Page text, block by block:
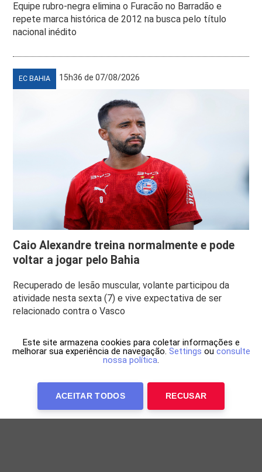
Equipe rubro-negra elimina o Furacão no Barradão e
repete marca histórica de 2012 na busca pelo título
nacional inédito
EC BAHIA 15h36 de 07/08/2026
Caio Alexandre treina normalmente e pode
voltar a jogar pelo Bahia
Recuperado de lesão muscular, volante participou da
atividade nesta sexta (7) e vive expectativa de ser
relacionado contra o Vasco
Este site armazena cookies para coletar informações e
melhorar sua experiência de navegação. Settings ou consulte
nossa política.
ACEITAR TODOS RECUSAR